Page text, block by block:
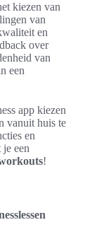
kiezen van
van
en
over
van
een
app kiezen
vanuit huis te
en
een
!